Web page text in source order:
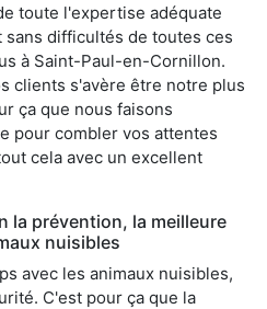
toute l'expertise adéquate
difficultés de toutes ces
à Saint-Paul-en-Cornillon.
clients s'avère être notre plus
ça que nous faisons
pour combler vos attentes
cela avec un excellent
la prévention, la meilleure
nuisibles
avec les animaux nuisibles,
C'est pour ça que la